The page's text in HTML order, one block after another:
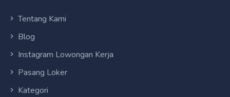
Tentang Kami
Blog
Instagram Lowongan Kerja
Pasang Loker
Kategori